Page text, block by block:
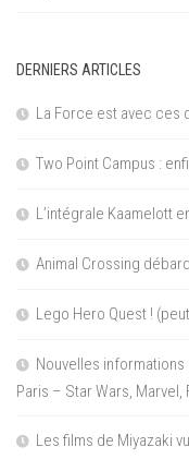
DERNIERS ARTICLES
La Force est avec ces
Two Point Campus :
L’intégrale Kaamelott
Animal Crossing
Lego Hero Quest !
Nouvelles informations
Paris – Star Wars, Marvel,
Les films de Miyazaki